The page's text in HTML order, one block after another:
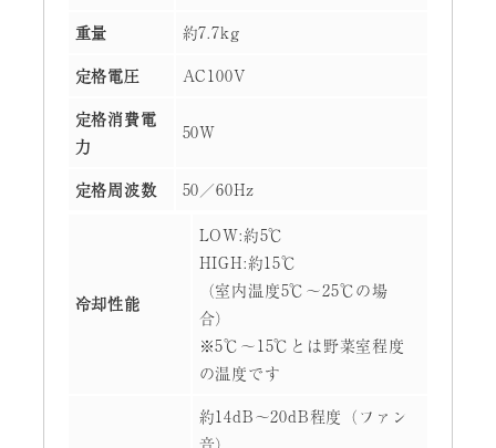
重量
約7.7kg
定格電圧
AC100V
定格消費電
力
50W
定格周波数 50／60Hz
冷却性能
LOW:約5℃
HIGH:約15℃
（室内温度5℃～25℃の場
合）
※5℃～15℃とは野菜室程度
の温度です
約14dB～20dB程度（ファン
音）